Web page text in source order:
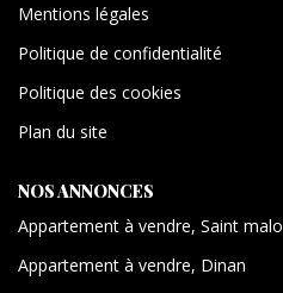
Mentions légales
Politique de confidentialité
Politique des cookies
Plan du site
NOS ANNONCES
Appartement à vendre, Saint malo
Appartement à vendre, Dinan